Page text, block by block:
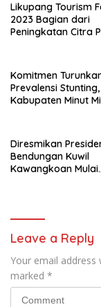
Likupang Tourism
2023 Bagian dari
Peningkatan Citra
Komitmen
Prevalensi Stunting,
Kabupaten Minut
Diresmikan
Bendungan Kuwil
Kawangkoan Mulai
Leave a Reply
Your email address
marked *